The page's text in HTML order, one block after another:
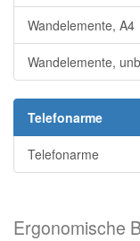
Wandelemente, A4
Wandelemente,
Telefonarme
Telefonarme
Ergonomische